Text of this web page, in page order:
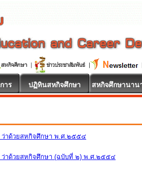
าร ปฏิทินสหกิจศึกษา สหกิจศึกษานาน
ว่าด้วยสหกิจศึกษา พ.ศ.๒๕๕๔
ว่าด้วยสหกิจศึกษา (ฉบับที่ ๒) พ.ศ.๒๕๕๔